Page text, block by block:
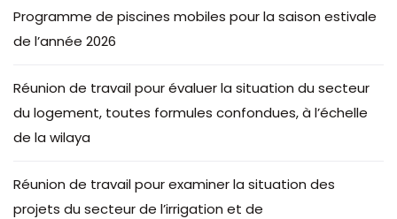
Programme de piscines mobiles pour la saison estivale
de l’année 2026
Réunion de travail pour évaluer la situation du secteur
du logement, toutes formules confondues, à l’échelle
de la wilaya
Réunion de travail pour examiner la situation des
projets du secteur de l’irrigation et de